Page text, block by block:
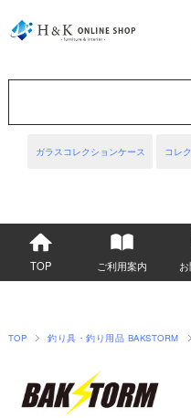
ガラスコレクションケース コレ
TOP ご利用案内
TOP 釣り具・釣り用品 BAKSTORM